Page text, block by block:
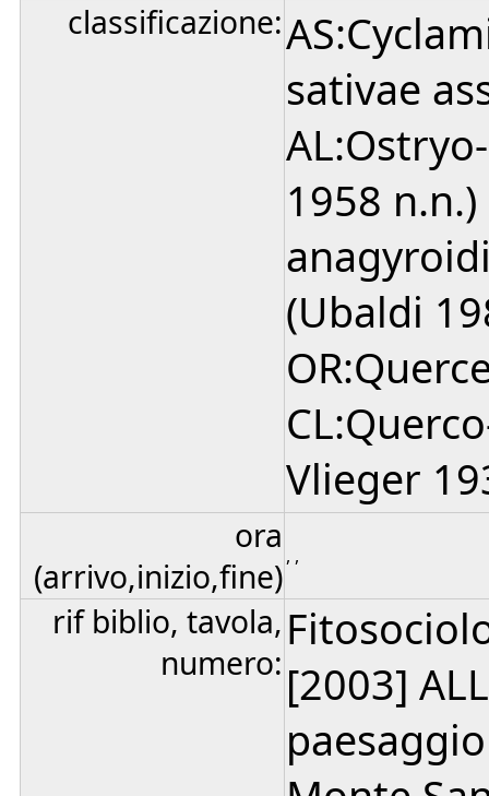
classificazione:
sativae
1958
(Ubaldi
Vlieger
ora
(arrivo,inizio,fine), ,
rif biblio, tavola,
numero: [2003]